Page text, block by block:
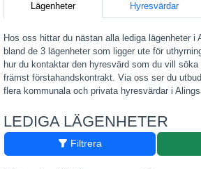
Lägenheter Hyresvärdar
Hos oss hittar du nästan alla lediga lägenheter
bland de 3 lägenheter som ligger ute för
hur du kontaktar den hyresvärd som du vill
främst förstahandskontrakt. Via oss ser du
flera kommunala och privata hyresvärdar i
LEDIGA LÄGENHETER
Filtrera